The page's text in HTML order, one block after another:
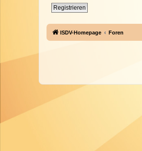
Registrieren
ISDV-Homepage Foren